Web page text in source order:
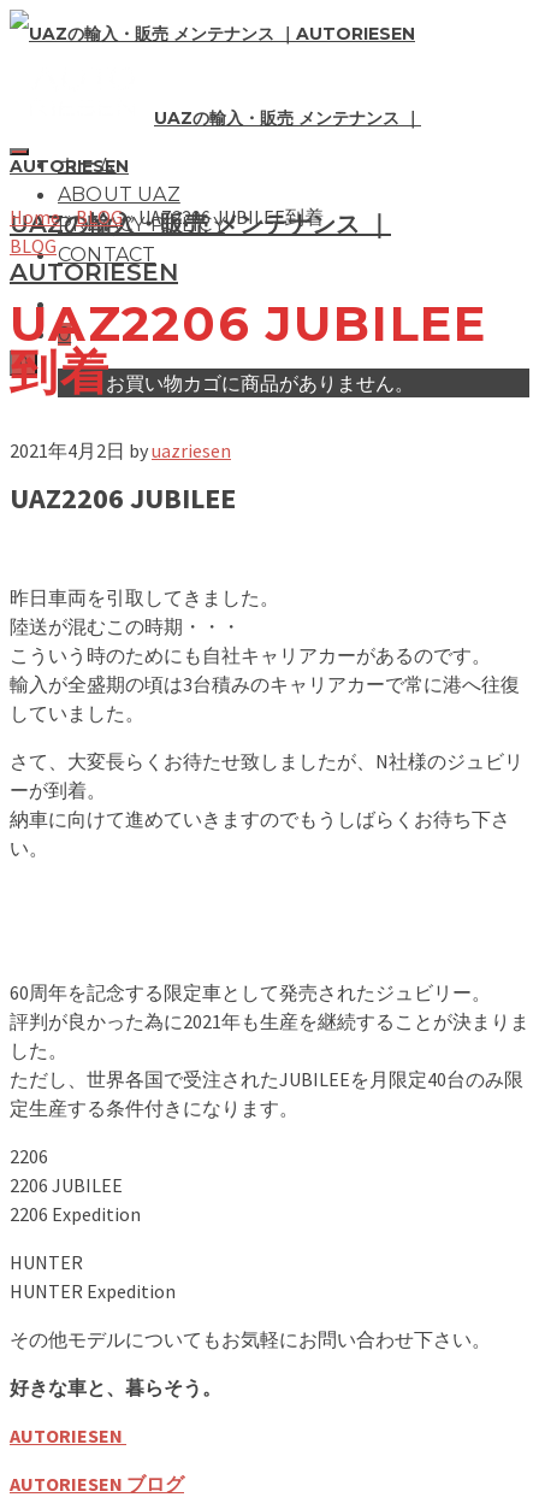
UAZの輸入・販売 メンテナンス ｜
AUTORIESEN
ホーム
ABOUT UAZ
PRIVACY POLICY
CONTACT
0
お買い物カゴに商品がありません。
UAZの輸入・販売 メンテナンス ｜
AUTORIESEN
0
Home»BLOG» UAZ2206 JUBILEE到着
BLOG
UAZ2206 JUBILEE
到着
2021年4月2日 byuazriesen
UAZ2206 JUBILEE
昨日車両を引取してきました。
陸送が混むこの時期・・・
こういう時のためにも自社キャリアカーがあるのです。
輸入が全盛期の頃は3台積みのキャリアカーで常に港へ往復
していました。
さて、大変長らくお待たせ致しましたが、N社様のジュビリ
ーが到着。
納車に向けて進めていきますのでもうしばらくお待ち下さ
い。
60周年を記念する限定車として発売されたジュビリー。
評判が良かった為に2021年も生産を継続することが決まりま
した。
ただし、世界各国で受注されたJUBILEEを月限定40台のみ限
定生産する条件付きになります。
2206
2206 JUBILEE
2206 Expedition
HUNTER
HUNTER Expedition
その他モデルについてもお気軽にお問い合わせ下さい。
好きな車と、暮らそう。
AUTORIESEN
AUTORIESEN ブログ